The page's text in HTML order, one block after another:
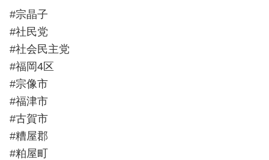
#宗晶子
#社民党
#社会民主党
#福岡4区
#宗像市
#福津市
#古賀市
#糟屋郡
#粕屋町